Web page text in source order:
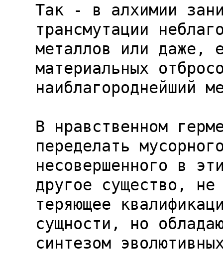
Так - в алхимии
трансмутации
металлов или даже,
материальных
наиблагороднейший
В нравственном
переделать
несовершенного в
другое существо, не
теряющее
сущности, но
синтезом